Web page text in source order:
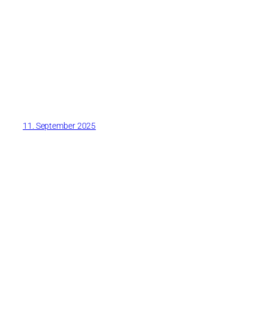
11. September 2025